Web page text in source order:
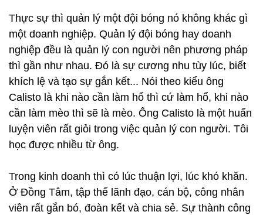
Thực sự thì quản lý một đội bóng nó không khác gì
một doanh nghiệp. Quản lý đội bóng hay doanh
nghiệp đều là quản lý con người nên phương pháp
thì gần như nhau. Đó là sự cương nhu tùy lúc, biết
khích lệ và tạo sự gắn kết... Nói theo kiểu ông
Calisto là khi nào cần làm hổ thì cứ làm hổ, khi nào
cần làm mèo thì sẽ là mèo. Ông Calisto là một huấn
luyện viên rất giỏi trong việc quản lý con người. Tôi
học được nhiều từ ông.
Trong kinh doanh thì có lúc thuận lợi, lúc khó khăn.
Ở Đồng Tâm, tập thể lãnh đạo, cán bộ, công nhân
viên rất gắn bó, đoàn kết và chia sẻ. Sự thành công